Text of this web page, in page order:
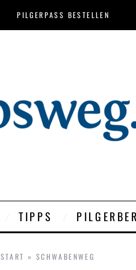
PILGERPASS BESTELLEN
TIPPS
START » SCHWABENWEG